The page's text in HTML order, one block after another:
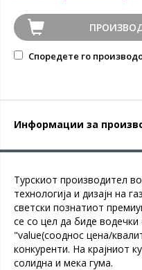
Споредете го
Информации за
Турскиот производител
технологија и дизајн на
светски познатиот
се со цел да биде
"value(сооднос цена/
конкуренти. На крајниот
солидна и мека гума.